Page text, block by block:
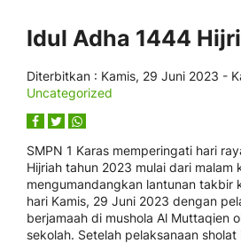
Idul Adha 1444
Diterbitkan : Kamis, 29 Juni 2023 -
Uncategorized
SMPN 1 Karas memperingati hari
Hijriah tahun 2023 mulai dari malam
mengumandangkan lantunan takbir
hari Kamis, 29 Juni 2023 dengan
berjamaah di mushola Al Muttaqien
sekolah. Setelah pelaksanaan